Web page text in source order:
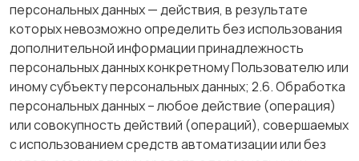
персональных данных — действия, в результате
которых невозможно определить без использования
дополнительной информации принадлежность
персональных данных конкретному Пользователю или
иному субъекту персональных данных; 2.6. Обработка
персональных данных – любое действие (операция)
или совокупность действий (операций), совершаемых
с использованием средств автоматизации или без